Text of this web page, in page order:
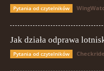
Pytania od czytelników
Jak działa odprawa
Pytania od czytelników